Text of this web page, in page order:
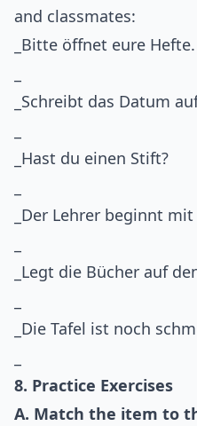
and classmates:
_Bitte öffnet eure Hefte.
_Schreibt das Datum
_Hast du einen Stift?
_Der Lehrer beginnt
_Legt die Bücher auf
_Die Tafel ist noch
8. Practice Exercises
A. Match the item to